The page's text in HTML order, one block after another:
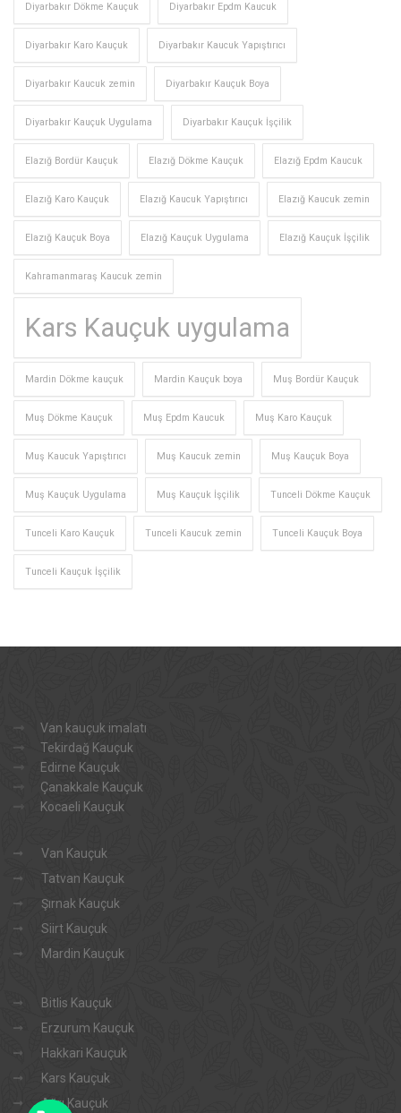
Diyarbakır Dökme Kauçuk Diyarbakır Epdm Kaucuk
Diyarbakır Karo Kauçuk Diyarbakır Kaucuk Yapıştırıcı
Diyarbakır Kaucuk zemin Diyarbakır Kauçuk Boya
Diyarbakır Kauçuk Uygulama Diyarbakır Kauçuk İşçilik
Elazığ Bordür Kauçuk Elazığ Dökme Kauçuk Elazığ Epdm Kaucuk
Elazığ Karo Kauçuk Elazığ Kaucuk Yapıştırıcı Elazığ Kaucuk zemin
Elazığ Kauçuk Boya Elazığ Kauçuk Uygulama Elazığ Kauçuk İşçilik
Kahramanmaraş Kaucuk zemin
Kars Kauçuk uygulama
Mardin Dökme kauçuk Mardin Kauçuk boya Muş Bordür Kauçuk
Muş Dökme Kauçuk Muş Epdm Kaucuk Muş Karo Kauçuk
Muş Kaucuk Yapıştırıcı Muş Kaucuk zemin Muş Kauçuk Boya
Muş Kauçuk Uygulama Muş Kauçuk İşçilik Tunceli Dökme Kauçuk
Tunceli Karo Kauçuk Tunceli Kaucuk zemin Tunceli Kauçuk Boya
Tunceli Kauçuk İşçilik
Van kauçuk imalatı
Tekirdağ Kauçuk
Edirne Kauçuk
Çanakkale Kauçuk
Kocaeli Kauçuk
Van Kauçuk
Tatvan Kauçuk
Şırnak Kauçuk
Siirt Kauçuk
Mardin Kauçuk
Bitlis Kauçuk
Erzurum Kauçuk
Hakkari Kauçuk
Kars Kauçuk
Ağrı Kauçuk